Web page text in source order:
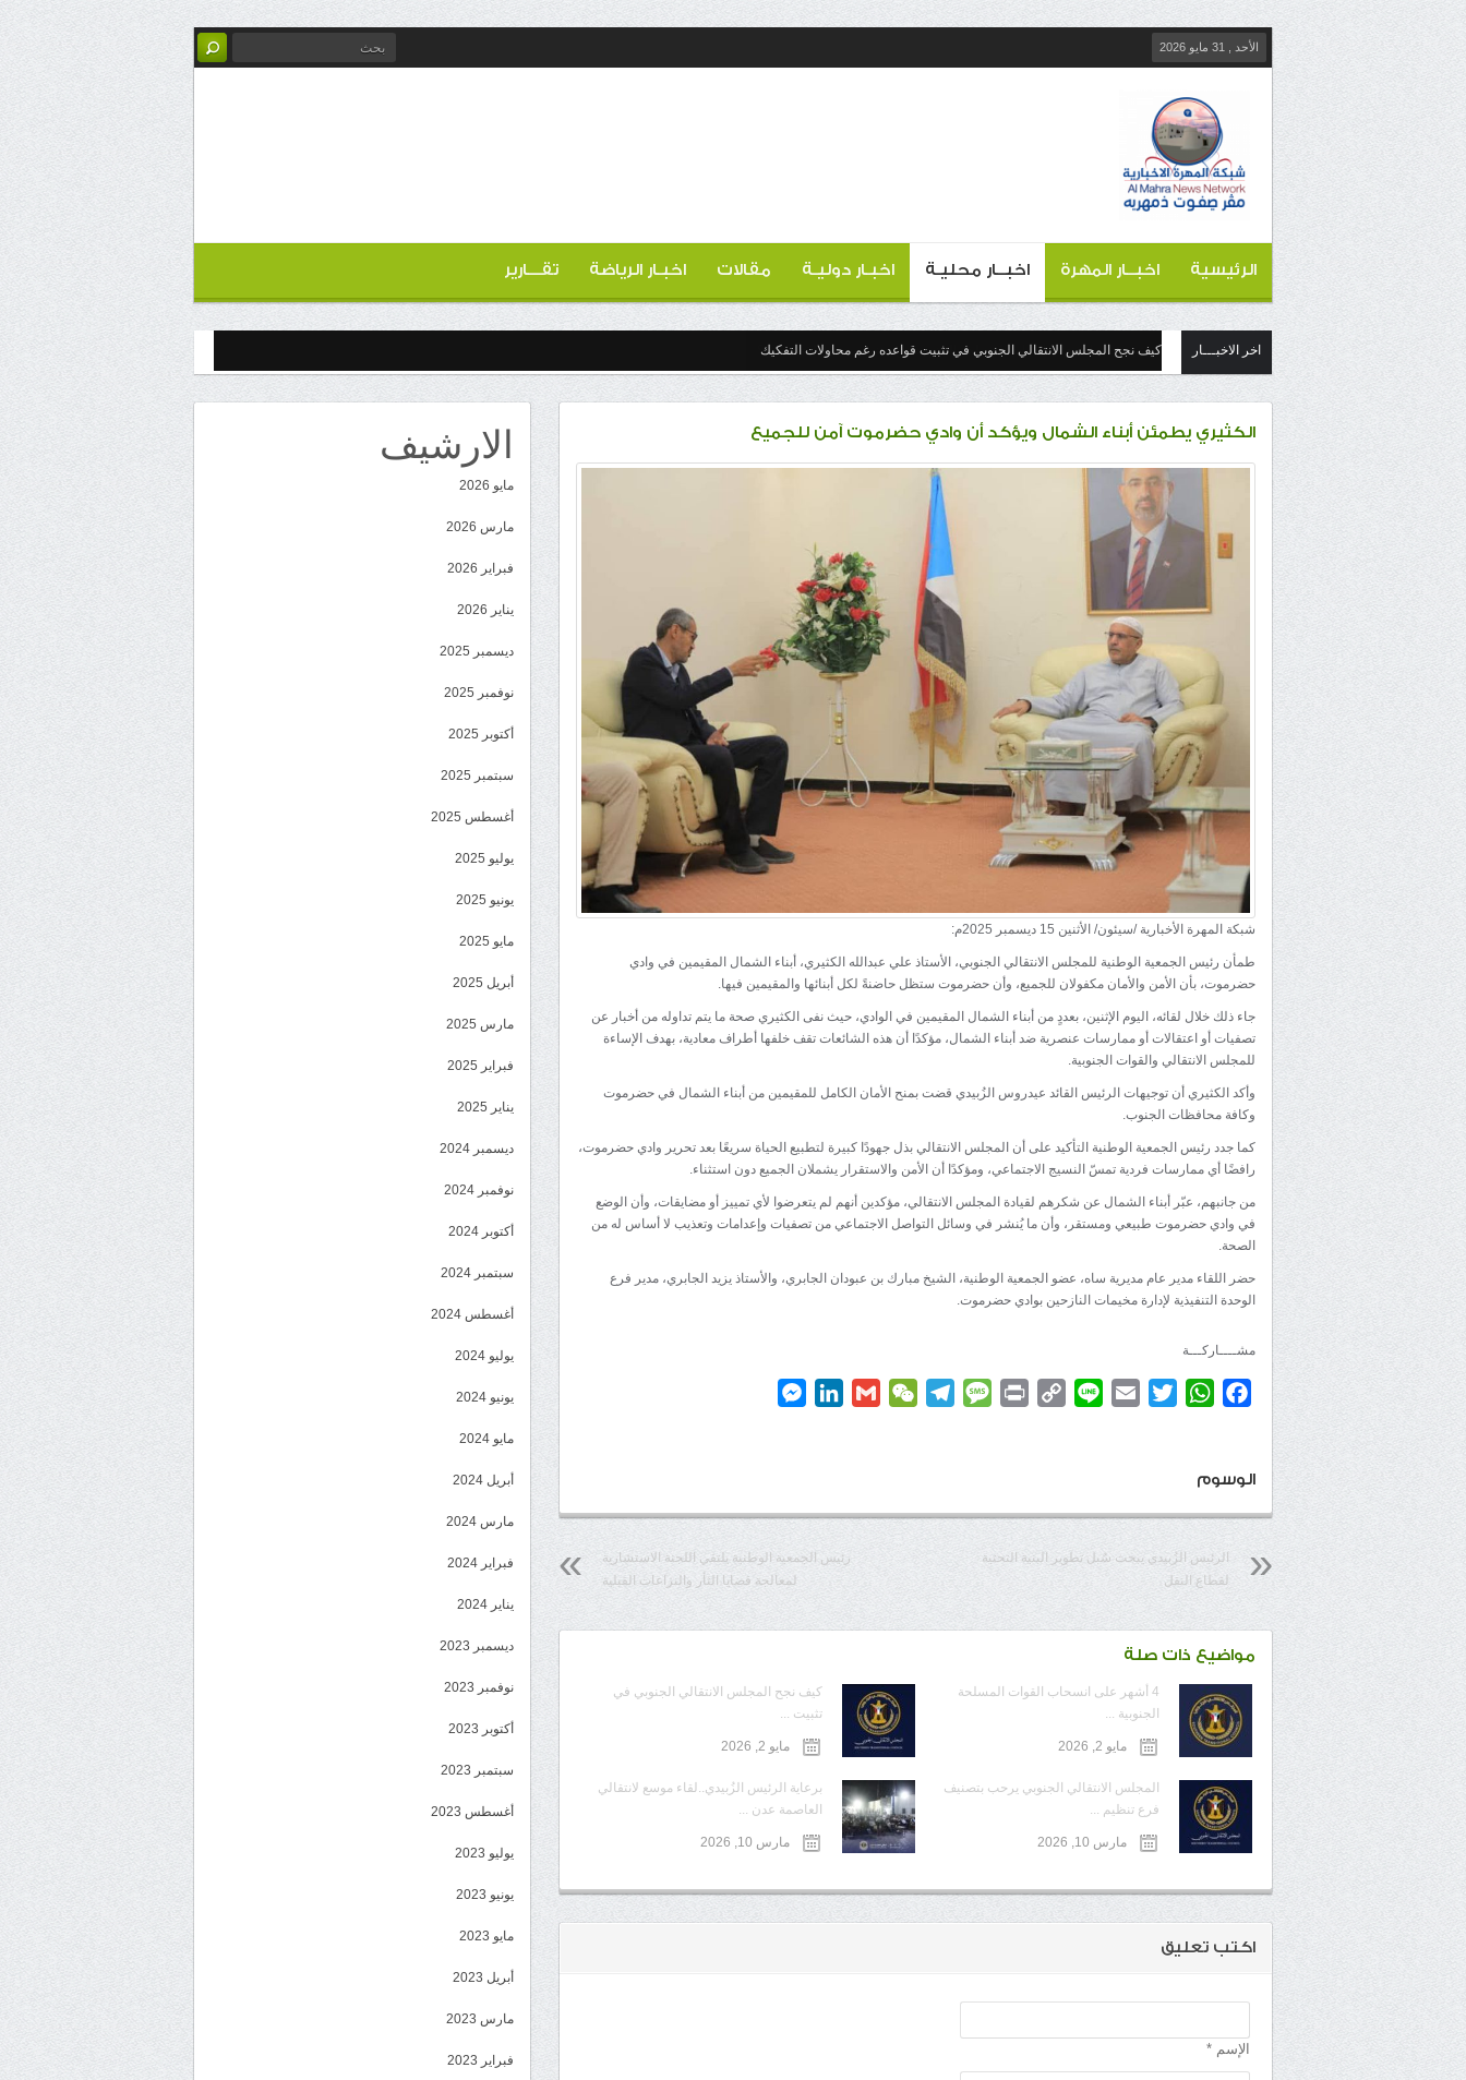
الأحد , 31 مايو 2026
الرئيسية اخبــار المهرة اخبــار محليـة اخبـار دوليـة مقالات اخبـار الرياضة تقـــارير
اخر الاخبـــار كيف نجح المجلس الانتقالي الجنوبي في تثبيت قواعده رغم محاولات التفكيك
الكثيري يطمئن أبناء الشمال ويؤكد أن وادي حضرموت آمن للجميع
شبكة المهرة الأخبارية /سيئون/ الأثنين 15 ديسمبر 2025م:
طمأن رئيس الجمعية الوطنية للمجلس الانتقالي الجنوبي، الأستاذ علي عبدالله الكثيري، أبناء الشمال المقيمين في وادي
حضرموت، بأن الأمن والأمان مكفولان للجميع، وأن حضرموت ستظل حاضنةً لكل أبنائها والمقيمين فيها.
جاء ذلك خلال لقائه، اليوم الإثنين، بعددٍ من أبناء الشمال المقيمين في الوادي، حيث نفى الكثيري صحة ما يتم تداوله من أخبار عن
تصفيات أو اعتقالات أو ممارسات عنصرية ضد أبناء الشمال، مؤكدًا أن هذه الشائعات تقف خلفها أطراف معادية، بهدف الإساءة
للمجلس الانتقالي والقوات الجنوبية.
وأكد الكثيري أن توجيهات الرئيس القائد عيدروس الزُبيدي قضت بمنح الأمان الكامل للمقيمين من أبناء الشمال في حضرموت
وكافة محافظات الجنوب.
كما جدد رئيس الجمعية الوطنية التأكيد على أن المجلس الانتقالي بذل جهودًا كبيرة لتطبيع الحياة سريعًا بعد تحرير وادي حضرموت،
رافضًا أي ممارسات فردية تمسّ النسيج الاجتماعي، ومؤكدًا أن الأمن والاستقرار يشملان الجميع دون استثناء.
من جانبهم، عبّر أبناء الشمال عن شكرهم لقيادة المجلس الانتقالي، مؤكدين أنهم لم يتعرضوا لأي تمييز أو مضايقات، وأن الوضع
في وادي حضرموت طبيعي ومستقر، وأن ما يُنشر في وسائل التواصل الاجتماعي من تصفيات وإعدامات وتعذيب لا أساس له من
الصحة.
حضر اللقاء مدير عام مديرية ساه، عضو الجمعية الوطنية، الشيخ مبارك بن عبودان الجابري، والأستاذ يزيد الجابري، مدير فرع
الوحدة التنفيذية لإدارة مخيمات النازحين بوادي حضرموت.
مشــــاركـــة
Facebook
WhatsApp
Twitter
Email
Line
Copy
Print
Message
Telegram
WeChat
Gmail
LinkedIn
الوسوم
رئيس الجمعية الوطنية يلتقي اللجنة الاستشارية
لمعالجة قضايا الثأر والنزاعات القبلية
الرئيس الزُبيدي يبحث سُبل تطوير البنية التحتية
لقطاع النقل
مواضيع ذات صلة
4 أشهر على انسحاب القوات المسلحة
الجنوبية ...
مايو 2, 2026
كيف نجح المجلس الانتقالي الجنوبي في
تثبيت ...
مايو 2, 2026
المجلس الانتقالي الجنوبي يرحب بتصنيف
فرع تنظيم ...
مارس 10, 2026
برعاية الرئيس الزُبيدي..لقاء موسع لانتقالي
العاصمة عدن ...
مارس 10, 2026
اكتب تعليق
الإسم *
الارشيف
مايو 2026
مارس 2026
فبراير 2026
يناير 2026
ديسمبر 2025
نوفمبر 2025
أكتوبر 2025
سبتمبر 2025
أغسطس 2025
يوليو 2025
يونيو 2025
مايو 2025
أبريل 2025
مارس 2025
فبراير 2025
يناير 2025
ديسمبر 2024
نوفمبر 2024
أكتوبر 2024
سبتمبر 2024
أغسطس 2024
يوليو 2024
يونيو 2024
مايو 2024
أبريل 2024
مارس 2024
فبراير 2024
يناير 2024
ديسمبر 2023
نوفمبر 2023
أكتوبر 2023
سبتمبر 2023
أغسطس 2023
يوليو 2023
يونيو 2023
مايو 2023
أبريل 2023
مارس 2023
فبراير 2023